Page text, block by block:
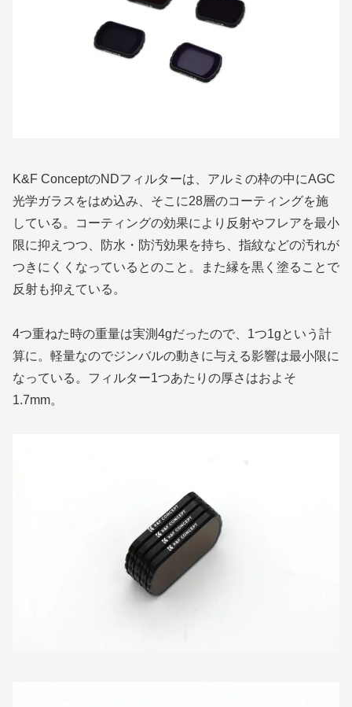
K&F ConceptのNDフィルターは、アルミの枠の中にAGC
光学ガラスをはめ込み、そこに28層のコーティングを施
している。コーティングの効果により反射やフレアを最小
限に抑えつつ、防水・防汚効果を持ち、指紋などの汚れが
つきにくくなっているとのこと。また縁を黒く塗ることで
反射も抑えている。
4つ重ねた時の重量は実測4gだったので、1つ1gという計
算に。軽量なのでジンバルの動きに与える影響は最小限に
なっている。フィルター1つあたりの厚さはおよそ
1.7mm。